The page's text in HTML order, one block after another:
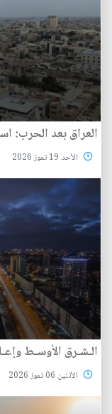
العراق بعد الحرب:
الأحد 19 تموز 2026
الـشـرق الأوسـط
الأثنين 06 تموز 2026